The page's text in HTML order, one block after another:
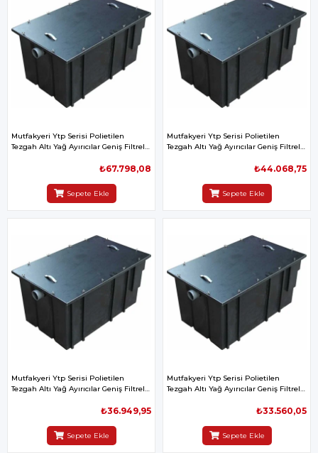
Mutfakyeri Ytp Serisi Polietilen
Tezgah Altı Yağ Ayırıcılar Geniş Filtreli
₺67.798,08
Sepete Ekle
Mutfakyeri Ytp Serisi Polietilen
Tezgah Altı Yağ Ayırıcılar Geniş Filtreli
₺44.068,75
Sepete Ekle
Mutfakyeri Ytp Serisi Polietilen
Tezgah Altı Yağ Ayırıcılar Geniş Filtreli
₺36.949,95
Sepete Ekle
Mutfakyeri Ytp Serisi Polietilen
Tezgah Altı Yağ Ayırıcılar Geniş Filtreli
₺33.560,05
Sepete Ekle